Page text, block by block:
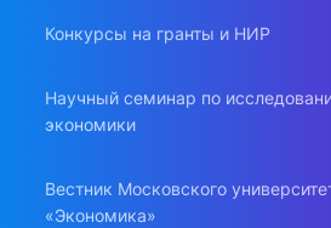
Конкурсы на гранты и НИР
Научный семинар по
экономики
Вестник Московского
«Экономика»